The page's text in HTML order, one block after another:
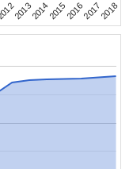
201320142015201620172018